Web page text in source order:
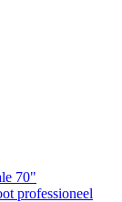
70"
professioneel